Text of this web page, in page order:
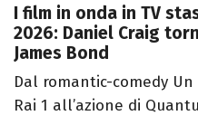
I film in onda in TV
2026: Daniel Craig
James Bond
Dal romantic-comedy
Rai 1 all’azione di